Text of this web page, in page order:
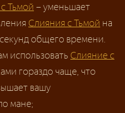
Тьмой – уменьшает
Слияния с Тьмой на
общего времени.
использовать Слияние с
гораздо чаще, что
вашу
мане;